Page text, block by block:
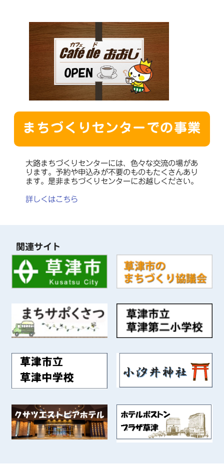
まちづくりセンターでの事業
大路まちづくりセンターには、色々な交流の場があ
ります。予約や申込みが不要のものもたくさんあり
ます。是非まちづくりセンターにお越しください。
詳しくはこちら
関連サイト